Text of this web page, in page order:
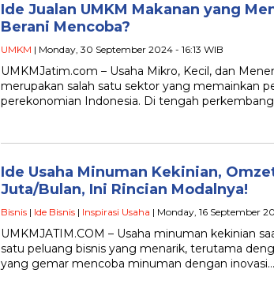
Ide Jualan UMKM Makanan yang
Berani Mencoba?
UMKM | Monday, 30 September 2024 - 16:13 WIB
UMKMJatim.com – Usaha Mikro, Kecil, dan
merupakan salah satu sektor yang memainkan
perekonomian Indonesia. Di tengah
Ide Usaha Minuman Kekinian,
Juta/Bulan, Ini Rincian Modalnya!
Bisnis | Ide Bisnis | Inspirasi Usaha | Monday, 16 September
UMKMJATIM.COM – Usaha minuman kekinian
satu peluang bisnis yang menarik, terutama
yang gemar mencoba minuman dengan inovasi…